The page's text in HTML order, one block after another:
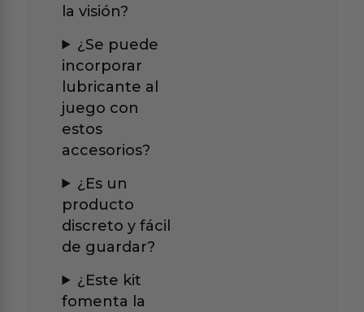
la visión?
¿Se puede
incorporar
lubricante al
juego con
estos
accesorios?
¿Es un
producto
discreto y fácil
de guardar?
¿Este kit
fomenta la